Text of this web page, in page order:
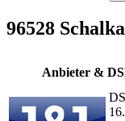
96528
Anbieter &